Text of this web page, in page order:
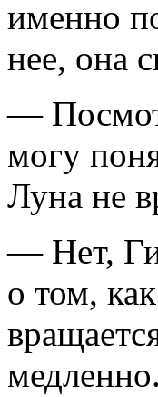
именно
нее, она
—
могу
Луна не
— Нет,
о том,